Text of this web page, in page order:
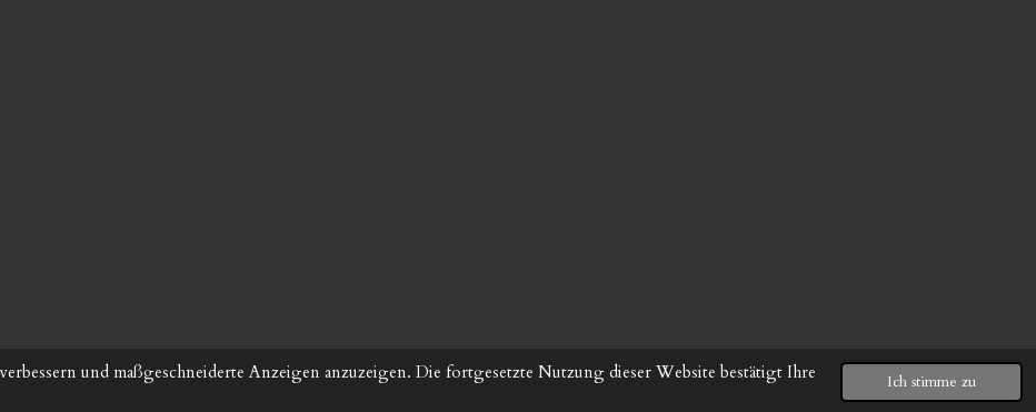
und maßgeschneiderte Anzeigen anzuzeigen. Die fortgesetzte Nutzung dieser Website bestätigt Ihre
Ich stimme zu